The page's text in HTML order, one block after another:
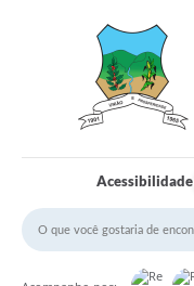
Acessibilidade